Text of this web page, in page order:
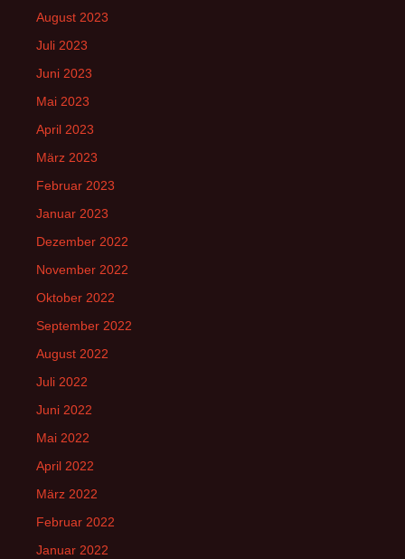
August 2023
Juli 2023
Juni 2023
Mai 2023
April 2023
März 2023
Februar 2023
Januar 2023
Dezember 2022
November 2022
Oktober 2022
September 2022
August 2022
Juli 2022
Juni 2022
Mai 2022
April 2022
März 2022
Februar 2022
Januar 2022